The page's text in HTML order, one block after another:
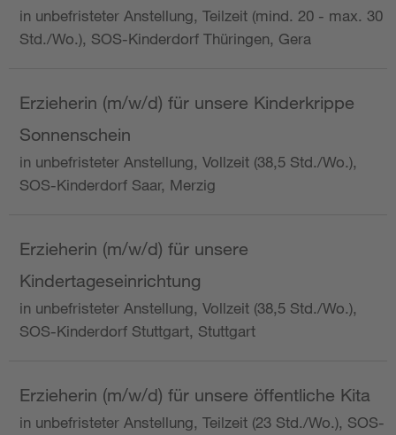
in unbefristeter Anstellung, Teilzeit (mind. 20 - max. 30
Std./Wo.), SOS-Kinderdorf Thüringen, Gera
Erzieherin (m/w/d) für unsere Kinderkrippe
Sonnenschein
in unbefristeter Anstellung, Vollzeit (38,5 Std./Wo.),
SOS-Kinderdorf Saar, Merzig
Erzieherin (m/w/d) für unsere
Kindertageseinrichtung
in unbefristeter Anstellung, Vollzeit (38,5 Std./Wo.),
SOS-Kinderdorf Stuttgart, Stuttgart
Erzieherin (m/w/d) für unsere öffentliche Kita
in unbefristeter Anstellung, Teilzeit (23 Std./Wo.), SOS-